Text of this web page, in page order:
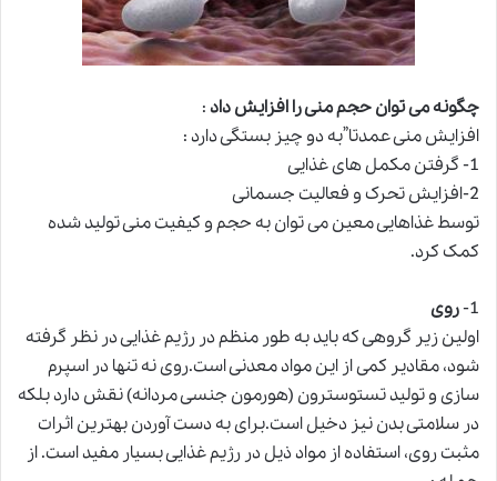
چگونه می توان حجم منی را افزایش داد:
افزایش منی عمدتا”به دو چیز بستگی دارد :
1- گرفتن مکمل های غذایی
2-افزایش تحرک و فعالیت جسمانی
توسط غذاهایی معین می توان به حجم و کیفیت منی تولید شده
کمک کرد.
1- روی
اولین زیر گروهی که باید به طور منظم در رژیم غذایی در نظر گرفته
شود، مقادیر کمی از این مواد معدنی است.روی نه تنها در اسپرم
سازی و تولید تستوسترون (هورمون جنسی مردانه) نقش دارد بلکه
در سلامتی بدن نیز دخیل است.برای به دست آوردن بهترین اثرات
مثبت روی، استفاده از مواد ذیل در رژیم غذایی بسیار مفید است. از